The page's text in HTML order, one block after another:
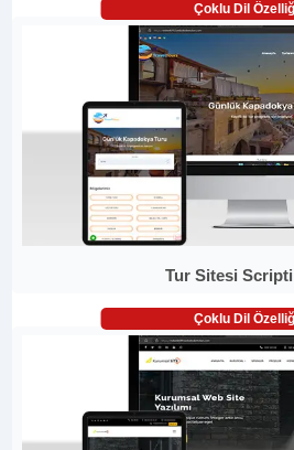
Çoklu Dil
Tur Sitesi
Çoklu Dil